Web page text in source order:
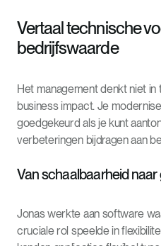
Vertaal technische
bedrijfswaarde
Het management denkt niet
business impact. Je
goedgekeurd als je kunt
verbeteringen bijdragen aan
Van schaalbaarheid
Jonas werkte aan software
cruciale rol speelde in